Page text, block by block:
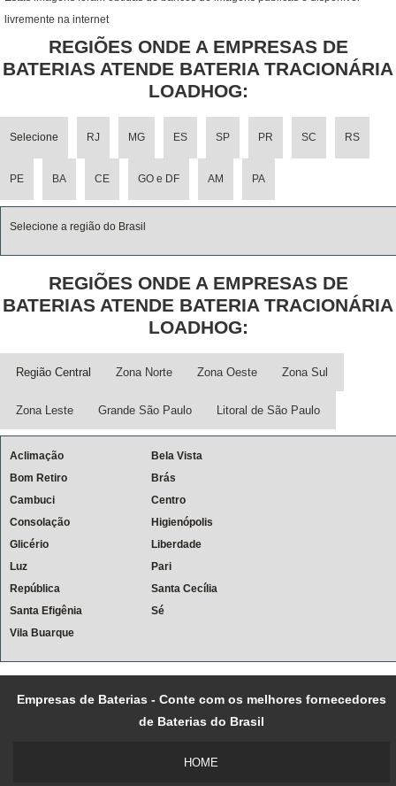
livremente na internet
REGIÕES ONDE A EMPRESAS DE
BATERIAS ATENDE BATERIA TRACIONÁRIA
LOADHOG:
Selecione RJ MG ES SP PR SC RS
PE BA CE GO e DF AM PA
Selecione a região do Brasil
REGIÕES ONDE A EMPRESAS DE
BATERIAS ATENDE BATERIA TRACIONÁRIA
LOADHOG:
Região Central Zona Norte Zona Oeste Zona Sul
Zona Leste Grande São Paulo Litoral de São Paulo
Aclimação
Bela Vista
Bom Retiro
Brás
Cambuci
Centro
Consolação
Higienópolis
Glicério
Liberdade
Luz
Pari
República
Santa Cecília
Santa Efigênia
Sé
Vila Buarque
Empresas de Baterias - Conte com os melhores fornecedores
de Baterias do Brasil
HOME